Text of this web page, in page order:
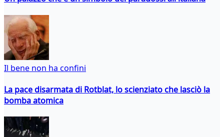
Il bene non ha confini
La pace disarmata di Rotblat, lo scienziato che lasciò la
bomba atomica